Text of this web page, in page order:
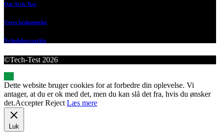
Om Tech-Test
Vores bedømmelse
Nyhedsbrevsarkiv
©Tech-Test 2026
Dette website bruger cookies for at forbedre din oplevelse. Vi
antager, at du er ok med det, men du kan slå det fra, hvis du ønsker
det.Accepter Reject Læs mere
Luk